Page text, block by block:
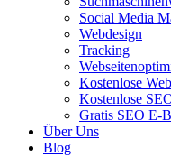
Social Media
Webdesign
Tracking
Kostenlose
Kostenlose
Gratis SEO E-
Über Uns
Blog